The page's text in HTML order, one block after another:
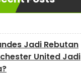
Jadi Rebutan
United Jadi